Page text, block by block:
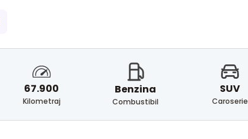
67.900
Kilometraj
Benzina
Combustibil
SUV
Caroserie